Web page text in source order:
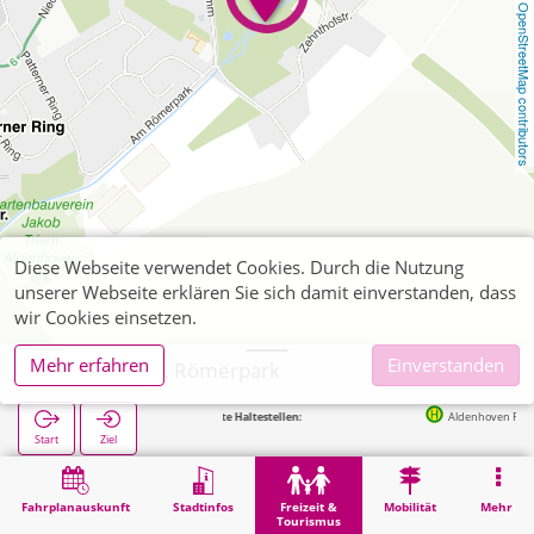
OpenStreetMap contributors
Fahrplanauskunft Stadtinfos
Freizeit &
Tourismus
Mobilität Mehr
Aldenhoven, Römerpark
Start Ziel
Nächste Haltestellen: Aldenhoven Rathaus in
Freizeit & Tourismus Naherholung Aldenhoven, Römerpark
Diese Webseite verwendet Cookies. Durch die Nutzung
unserer Webseite erklären Sie sich damit einverstanden, dass
wir Cookies einsetzen.
Mehr erfahren
Einverstanden